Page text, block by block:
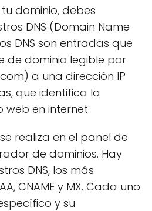
dominio, debes
DNS (Domain Name
DNS son entradas que
de dominio legible por
a una dirección IP
que identifica la
web en internet.
realiza en el panel de
de dominios. Hay
DNS, los más
CNAME y MX. Cada uno
y su